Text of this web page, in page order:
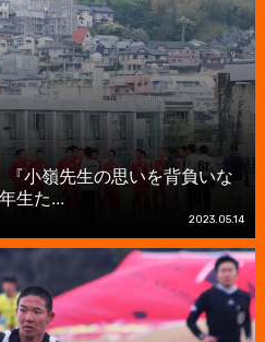
『小嶺先生の思いを背負いな
生た...
2023.05.14